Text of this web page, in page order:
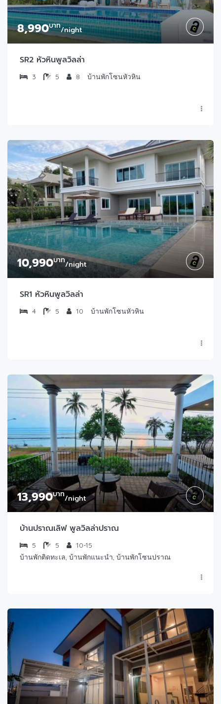
8,990บาท/night
SR2 หัวหินพูลวิลล่า
3 5 8 บ้านพักโซนหัวหิน
10,990บาท/night
SR1 หัวหินพูลวิลล่า
4 5 10 บ้านพักโซนหัวหิน
13,990บาท/night
บ้านปราณเลิฟ พูลวิลล่าปราณ
5 5
10-15
บ้านพักติดทะเล, บ้านพักแนะนำ, บ้านพักโซนปราณ